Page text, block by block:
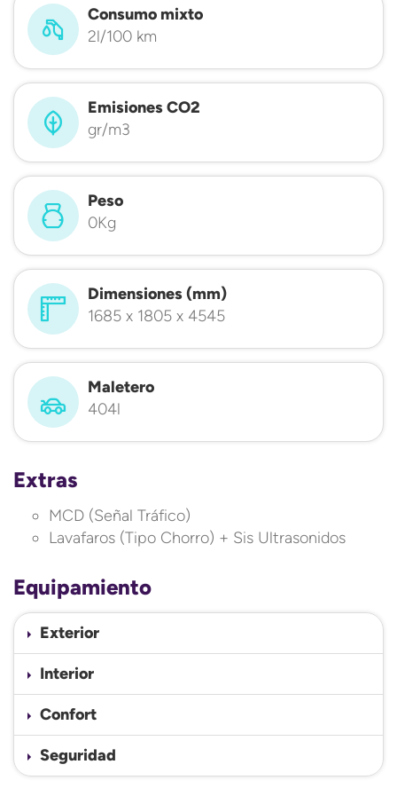
Consumo mixto
2l/100 km
Emisiones CO2
gr/m3
Peso
0Kg
Dimensiones (mm)
1685 x 1805 x 4545
Maletero
404l
Extras
MCD (Señal Tráfico)
Lavafaros (Tipo Chorro) + Sis Ultrasonidos
Equipamiento
Exterior
Interior
Confort
Seguridad